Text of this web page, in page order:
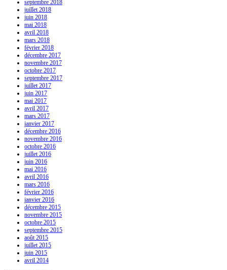
septembre 2018
juillet 2018
juin 2018
mai 2018
avril 2018
mars 2018
février 2018
décembre 2017
novembre 2017
octobre 2017
septembre 2017
juillet 2017
juin 2017
mai 2017
avril 2017
mars 2017
janvier 2017
décembre 2016
novembre 2016
octobre 2016
juillet 2016
juin 2016
mai 2016
avril 2016
mars 2016
février 2016
janvier 2016
décembre 2015
novembre 2015
octobre 2015
septembre 2015
août 2015
juillet 2015
juin 2015
avril 2014